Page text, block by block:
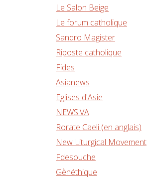
Le Salon Beige
Le forum catholique
Sandro Magister
Riposte catholique
Fides
Asianews
Eglises d'Asie
NEWS.VA
Rorate Caeli (en anglais)
New Liturgical Movement
Fdesouche
Gènéthique